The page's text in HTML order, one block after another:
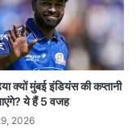
कराई जाती है
के लिए धन मुहैया
क्यों मुंबई इंडियंस की कप्तानी
ये हैं 5 वजह
2026